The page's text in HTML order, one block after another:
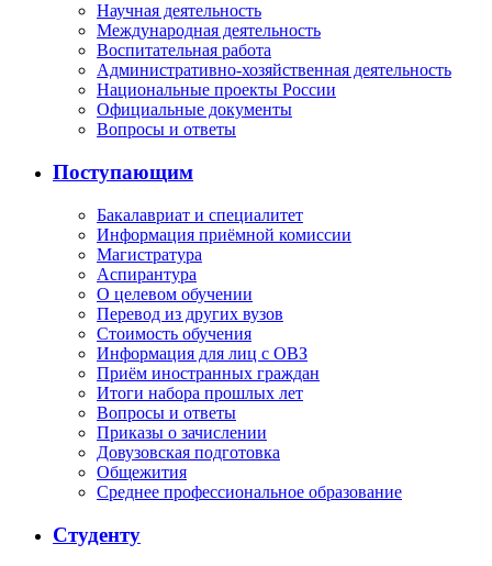
Научная деятельность
Международная деятельность
Воспитательная работа
Административно-хозяйственная деятельность
Национальные проекты России
Официальные документы
Вопросы и ответы
Поступающим
Бакалавриат и специалитет
Информация приёмной комиссии
Магистратура
Аспирантура
О целевом обучении
Перевод из других вузов
Стоимость обучения
Информация для лиц с ОВЗ
Приём иностранных граждан
Итоги набора прошлых лет
Вопросы и ответы
Приказы о зачислении
Довузовская подготовка
Общежития
Среднее профессиональное образование
Студенту